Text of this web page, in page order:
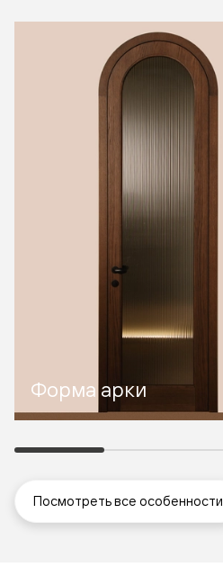
Форма арки
Посмотреть все особенности